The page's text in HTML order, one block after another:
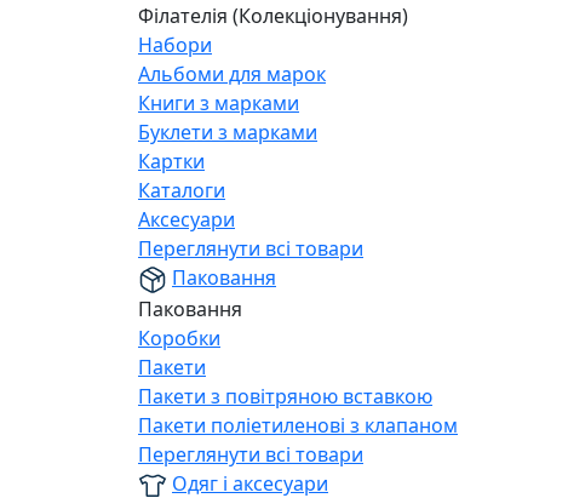
Філателія (Колекціонування)
Набори
Альбоми для марок
Книги з марками
Буклети з марками
Картки
Каталоги
Аксесуари
Переглянути всі товари
Паковання
Паковання
Коробки
Пакети
Пакети з повітряною вставкою
Пакети поліетиленові з клапаном
Переглянути всі товари
Одяг і аксесуари